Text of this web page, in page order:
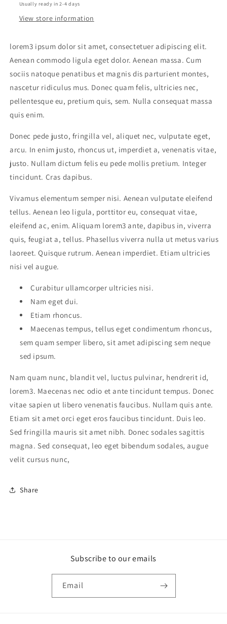
Usually ready in 2-4 days
View store information
lorem3 ipsum dolor sit amet, consectetuer adipiscing elit.
Aenean commodo ligula eget dolor. Aenean massa. Cum
sociis natoque penatibus et magnis dis parturient montes,
nascetur ridiculus mus. Donec quam felis, ultricies nec,
pellentesque eu, pretium quis, sem. Nulla consequat massa
quis enim.
Donec pede justo, fringilla vel, aliquet nec, vulputate eget,
arcu. In enim justo, rhoncus ut, imperdiet a, venenatis vitae,
justo. Nullam dictum felis eu pede mollis pretium. Integer
tincidunt. Cras dapibus.
Vivamus elementum semper nisi. Aenean vulputate eleifend
tellus. Aenean leo ligula, porttitor eu, consequat vitae,
eleifend ac, enim. Aliquam lorem3 ante, dapibus in, viverra
quis, feugiat a, tellus. Phasellus viverra nulla ut metus varius
laoreet. Quisque rutrum. Aenean imperdiet. Etiam ultricies
nisi vel augue.
Curabitur ullamcorper ultricies nisi.
Nam eget dui.
Etiam rhoncus.
Maecenas tempus, tellus eget condimentum rhoncus,
sem quam semper libero, sit amet adipiscing sem neque
sed ipsum.
Nam quam nunc, blandit vel, luctus pulvinar, hendrerit id,
lorem3. Maecenas nec odio et ante tincidunt tempus. Donec
vitae sapien ut libero venenatis faucibus. Nullam quis ante.
Etiam sit amet orci eget eros faucibus tincidunt. Duis leo.
Sed fringilla mauris sit amet nibh. Donec sodales sagittis
magna. Sed consequat, leo eget bibendum sodales, augue
velit cursus nunc,
Share
Subscribe to our emails
Email